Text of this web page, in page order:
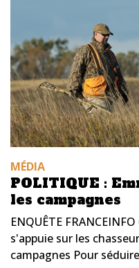
MÉDIA
POLITIQUE :
les campagnes
ENQUÊTE
s'appuie sur les
campagnes Pour